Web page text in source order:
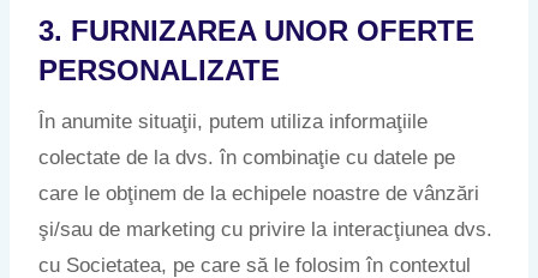
3. FURNIZAREA UNOR OFERTE
PERSONALIZATE
În anumite situaţii, putem utiliza informaţiile
colectate de la dvs. în combinaţie cu datele pe
care le obţinem de la echipele noastre de vânzări
şi/sau de marketing cu privire la interacţiunea dvs.
cu Societatea, pe care să le folosim în contextul